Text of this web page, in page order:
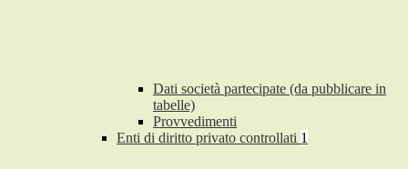
Dati società partecipate (da pubblicare in
tabelle)
Provvedimenti
Enti di diritto privato controllati 1